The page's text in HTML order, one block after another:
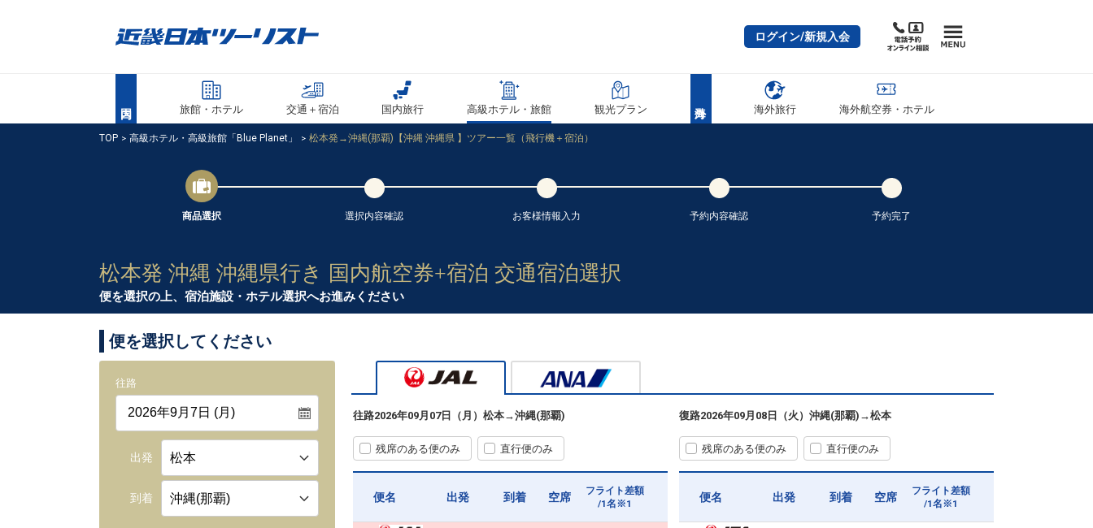
ログイン/新規入会
旅館・ホテル 交通＋宿泊 国内旅行 高級ホテル・旅館 観光プラン 海外旅行 海外航空券・ホテル
TOP 高級ホテル・高級旅館「Blue Planet」 松本発→沖縄(那覇)【沖縄 沖縄県 】ツアー一覧（飛行機＋宿泊）
商品選択 選択内容確認 お客様情報 入力 予約内容確認 予約完了
松本発 沖縄 沖縄県行き 国内航空券+宿泊 交通宿泊選択
便を選択の上、宿泊施設・ホテル選択へお進みください
便を選択してください
往路
出発
到着
往路2026年09月07日（月） 松本→沖縄(那覇)
残席のある便のみ 直行便のみ
便名 出発 到着 空席
フライト差額
/1名※1
復路2026年09月08日（火） 沖縄(那覇) →松本
残席のある便のみ 直行便のみ
便名 出発 到着 空席
フライト差額
/1名※1